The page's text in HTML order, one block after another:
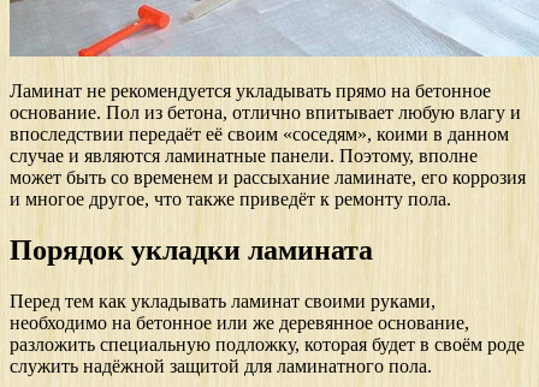
Ламинат не рекомендуется укладывать прямо на бетонное
основание. Пол из бетона, отлично впитывает любую влагу и
впоследствии передаёт её своим «соседям», коими в данном
случае и являются ламинатные панели. Поэтому, вполне
может быть со временем и рассыхание ламинате, его коррозия
и многое другое, что также приведёт к ремонту пола.
Порядок укладки ламината
Перед тем как укладывать ламинат своими руками,
необходимо на бетонное или же деревянное основание,
разложить специальную подложку, которая будет в своём роде
служить надёжной защитой для ламинатного пола.